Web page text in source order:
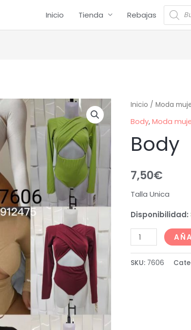
Inicio Tienda Rebajas
Inicio / Moda
Body,Moda
Body
7,50€
Talla Unica
Disponibilidad:
SKU: 7606